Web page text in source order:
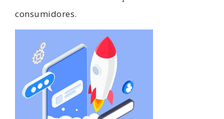
consumidores.